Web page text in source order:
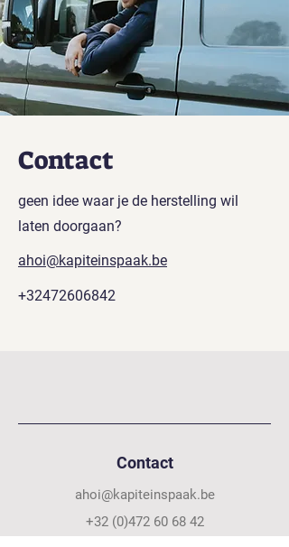
Contact
geen idee waar je de herstelling wil
laten doorgaan?
ahoi@kapiteinspaak.be
+32472606842
Contact
ahoi@kapiteinspaak.be
+32 (0)472 60 68 42